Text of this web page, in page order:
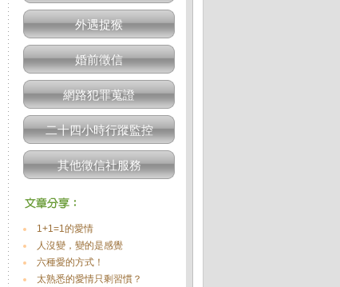
外遇捉猴
婚前徵信
網路犯罪蒐證
二十四小時行蹤監控
其他徵信社服務
1+1=1的愛情
人沒變，變的是感覺
六種愛的方式！
太熟悉的愛情只剩習慣？